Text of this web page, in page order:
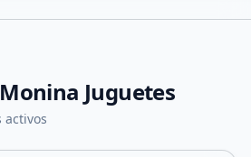
Monina Juguetes
activos